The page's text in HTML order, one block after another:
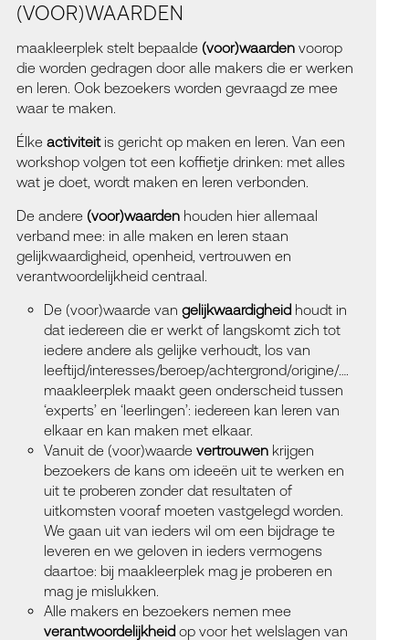
(VOOR)WAARDEN
maakleerplek stelt bepaalde (voor)waardenvoorop
die worden gedragen door alle makers die er werken
en leren. Ook bezoekers worden gevraagd ze mee
waar te maken.
Élke activiteitis gericht op maken en leren. Van een
workshop volgen tot een koffietje drinken: met alles
wat je doet, wordt maken en leren verbonden.
De andere (voor)waardenhouden hier allemaal
verband mee: in alle maken en leren staan
gelijkwaardigheid, openheid, vertrouwen en
verantwoordelijkheid centraal.
De (voor)waarde van gelijkwaardigheidhoudt in
dat iedereen die er werkt of langskomt zich tot
iedere andere als gelijke verhoudt, los van
leeftijd/interesses/beroep/achtergrond/origine/….
maakleerplek maakt geen onderscheid tussen
‘experts’ en ‘leerlingen’: iedereen kan leren van
elkaar en kan maken met elkaar.
Vanuit de (voor)waarde vertrouwenkrijgen
bezoekers de kans om ideeën uit te werken en
uit te proberen zonder dat resultaten of
uitkomsten vooraf moeten vastgelegd worden.
We gaan uit van ieders wil om een bijdrage te
leveren en we geloven in ieders vermogens
daartoe: bij maakleerplek mag je proberen en
mag je mislukken.
Alle makers en bezoekers nemen mee
verantwoordelijkheidop voor het welslagen van